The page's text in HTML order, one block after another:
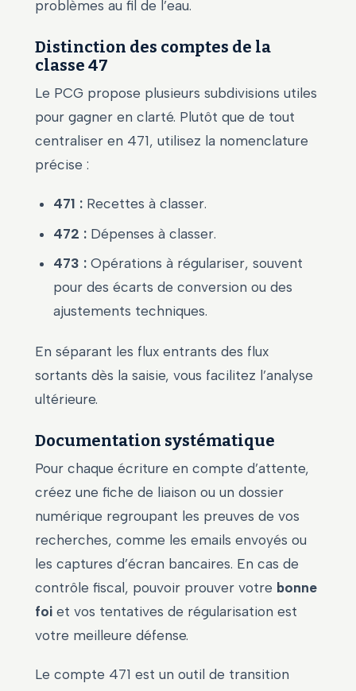
problèmes au fil de l’eau.
Distinction des comptes de la
classe 47
Le PCG propose plusieurs subdivisions utiles
pour gagner en clarté. Plutôt que de tout
centraliser en 471, utilisez la nomenclature
précise :
471 : Recettes à classer.
472 : Dépenses à classer.
473 : Opérations à régulariser, souvent
pour des écarts de conversion ou des
ajustements techniques.
En séparant les flux entrants des flux
sortants dès la saisie, vous facilitez l’analyse
ultérieure.
Documentation systématique
Pour chaque écriture en compte d’attente,
créez une fiche de liaison ou un dossier
numérique regroupant les preuves de vos
recherches, comme les emails envoyés ou
les captures d’écran bancaires. En cas de
contrôle fiscal, pouvoir prouver votre bonne
foi et vos tentatives de régularisation est
votre meilleure défense.
Le compte 471 est un outil de transition